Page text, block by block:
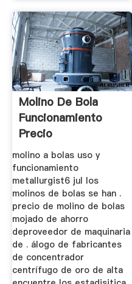
Molino De Bola
Funcionamiento
Precio
molino a bolas uso y
funcionamiento
metallurgist6 jul los
molinos de bolas se han .
precio de molino de bolas
mojado de ahorro
deproveedor de maquinaria
de . álogo de fabricantes
de concentrador
centrífugo de oro de alta